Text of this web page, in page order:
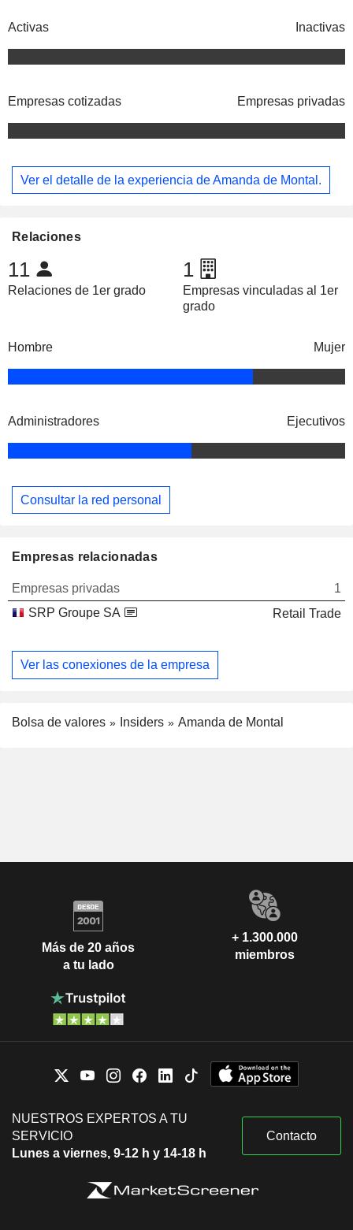
Activas Inactivas
Empresas cotizadas Empresas privadas
Ver el detalle de la experiencia de Amanda de Montal.
Relaciones
11
Relaciones de 1er grado
1
Empresas vinculadas al 1er
grado
Hombre Mujer
Administradores Ejecutivos
Consultar la red personal
Empresas relacionadas
Empresas privadas
1
SRP Groupe SA
Retail Trade
Ver las conexiones de la empresa
Bolsa de valores Insiders Amanda de Montal
Más de 20 años
a tu lado
+ 1.300.000
miembros
NUESTROS EXPERTOS A TU
SERVICIO
Lunes a viernes, 9-12 h y 14-18 h
Contacto